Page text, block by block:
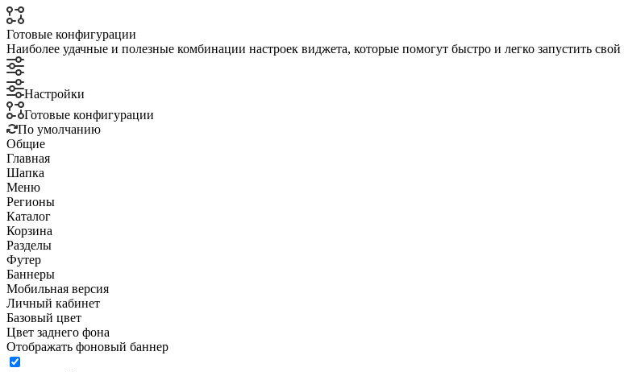
Готовые конфигурации
Наиболее удачные и полезные комбинации настроек виджета, которые помогут быстро и легко запустить
Настройки
Готовые конфигурации
По умолчанию
Общие
Главная
Шапка
Меню
Регионы
Каталог
Корзина
Разделы
Футер
Баннеры
Мобильная версия
Личный кабинет
Базовый цвет
Цвет заднего фона
Отображать фоновый баннер